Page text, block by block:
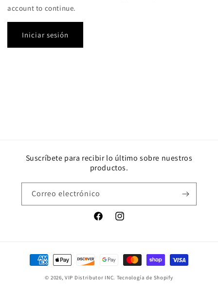
account to continue.
Iniciar sesión
Suscríbete para recibir lo último sobre nuestros
productos.
Correo electrónico
FacebookInstagram
Formas
de
© 2026,VIP Distributor INC. Tecnología de Shopify